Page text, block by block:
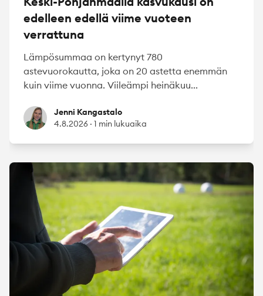
edelleen edellä viime vuoteen
verrattuna
Lämpösummaa on kertynyt 780
astevuorokautta, joka on 20 astetta enemmän
kuin viime vuonna. Viileämpi heinäkuu...
Jenni Kangastalo
Jenni Kangastalo
4.8.2026 · 1 min lukuaika